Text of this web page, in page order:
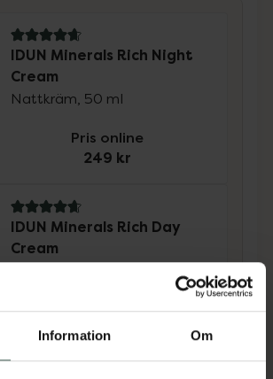
Information Om
4.9 av 5 i omdöme
IDUN Minerals Rich Night
Cream
Nattkräm, 50 ml
Pris online
249 kr
4.8 av 5 i omdöme
IDUN Minerals Rich Day
Cream
Pris online
249 kr
båda för:498 kr